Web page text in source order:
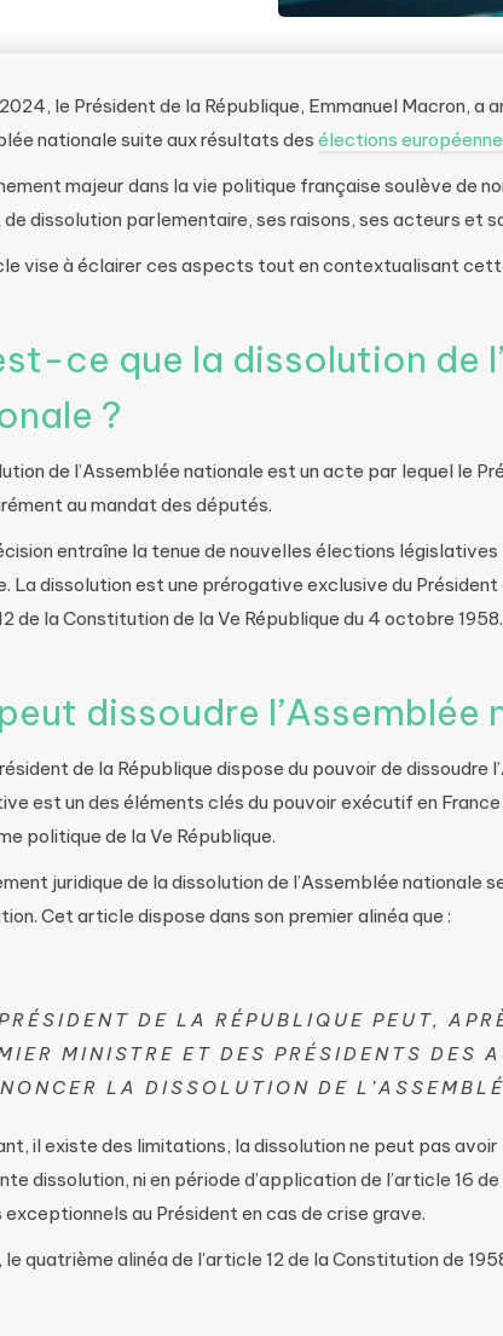
le Président de la République, Emmanuel Macron, a
nationale suite aux résultats des élections
majeur dans la vie politique française soulève de
dissolution parlementaire, ses raisons, ses acteurs et
vise à éclairer ces aspects tout en contextualisant
ce que la dissolution de
?
de l’Assemblée nationale est un acte par lequel le
au mandat des députés.
entraîne la tenue de nouvelles élections législatives
La dissolution est une prérogative exclusive du
de la Constitution de la Ve République​ du 4 octobre 1958.
dissoudre l’Assemblée
de la République dispose du pouvoir de dissoudre
est un des éléments clés du pouvoir exécutif en
politique de la Ve République​.
juridique de la dissolution de l’Assemblée nationale
Cet article dispose dans son premier alinéa que :
DE LA RÉPUBLIQUE PEUT,
MINISTRE ET DES PRÉSIDENTS DES
LA DISSOLUTION DE
il existe des limitations, la dissolution ne peut pas avoir
dissolution, ni en période d’application de l’article 16
exceptionnels au Président en cas de crise grave​.
quatrième alinéa de l’article 12 de la Constitution de